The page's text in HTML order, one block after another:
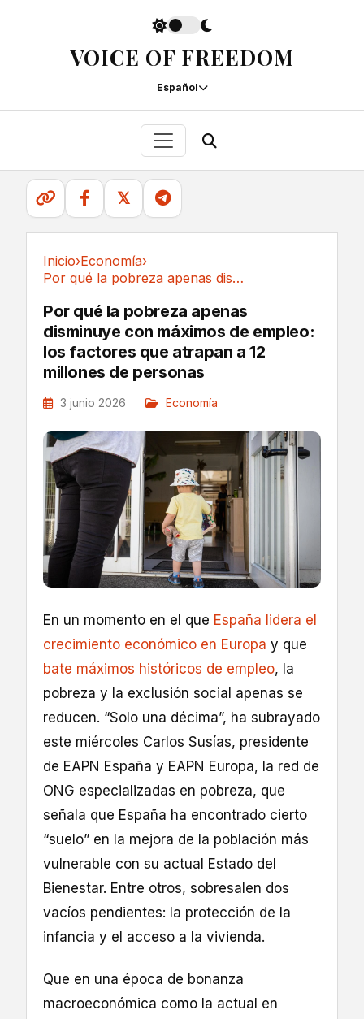
VOICE OF FREEDOM
Español
𝕏
Inicio›Economía›
Por qué la pobreza apenas disminuye con...
Por qué la pobreza apenas
disminuye con máximos de empleo:
los factores que atrapan a 12
millones de personas
3 junio 2026 Economía
En un momento en el que España lidera el
crecimiento económico en Europa y que
bate máximos históricos de empleo, la
pobreza y la exclusión social apenas se
reducen. “Solo una décima”, ha subrayado
este miércoles Carlos Susías, presidente
de EAPN España y EAPN Europa, la red de
ONG especializadas en pobreza, que
señala que España ha encontrado cierto
“suelo” en la mejora de la población más
vulnerable con su actual Estado del
Bienestar. Entre otros, sobresalen dos
vacíos pendientes: la protección de la
infancia y el acceso a la vivienda.
Que en una época de bonanza
macroeconómica como la actual en